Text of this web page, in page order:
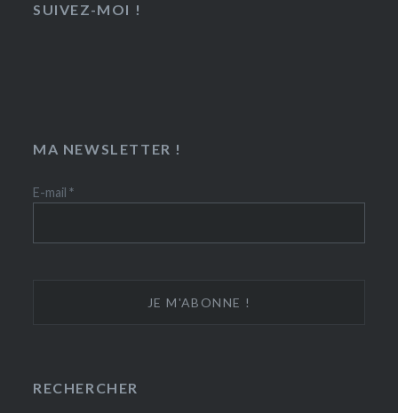
SUIVEZ-MOI !
MA NEWSLETTER !
E-mail*
RECHERCHER